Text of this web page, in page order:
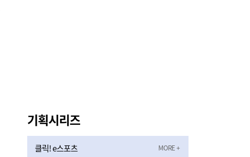
기획시리즈
클릭! e스포츠